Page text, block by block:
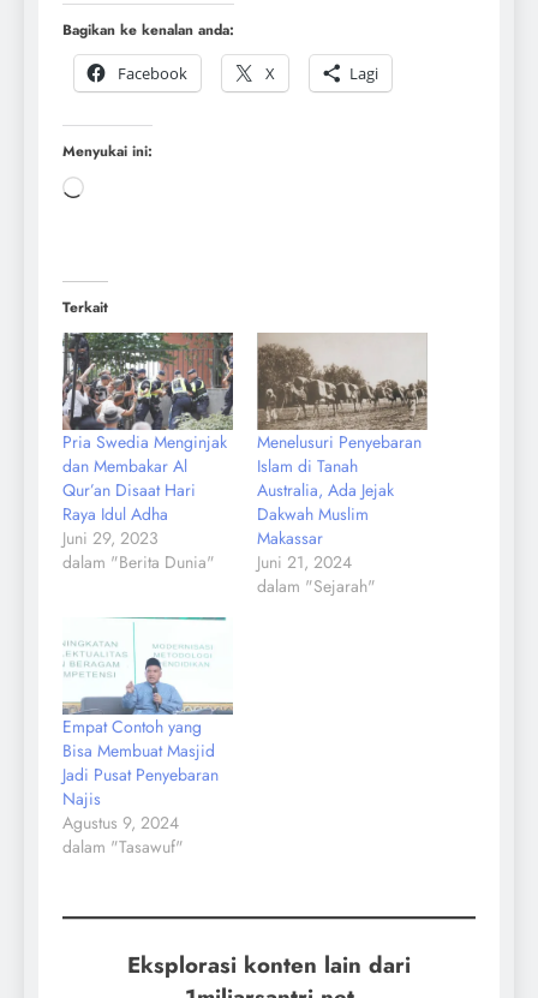
Bagikan ke kenalan anda:
Facebook
X Lagi
Menyukai ini:
Terkait
Pria Swedia Menginjak
dan Membakar Al
Qur’an Disaat Hari
Raya Idul Adha
Juni 29, 2023
dalam "Berita Dunia"
Menelusuri Penyebaran
Islam di Tanah
Australia, Ada Jejak
Dakwah Muslim
Makassar
Juni 21, 2024
dalam "Sejarah"
Empat Contoh yang
Bisa Membuat Masjid
Jadi Pusat Penyebaran
Najis
Agustus 9, 2024
dalam "Tasawuf"
Eksplorasi konten lain dari